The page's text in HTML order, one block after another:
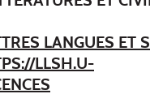
LANGUES ET
LLSH.U-